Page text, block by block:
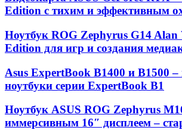
Edition с тихим и эффективным
Ноутбук ROG Zephyrus G14 Alan
Edition для игр и создания
Asus ExpertBook B1400 и B1500 –
ноутбуки серии ExpertBook B1
Ноутбук ASUS ROG Zephyrus
иммерсивным 16″ дисплеем –